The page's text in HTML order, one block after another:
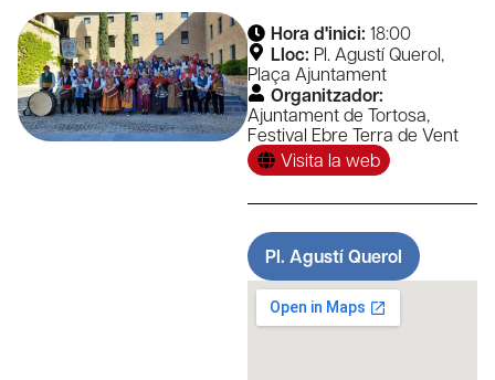
Hora d'inici: 18:00
Lloc: Pl. Agustí Querol,
Plaça Ajuntament
Organitzador:
Ajuntament de Tortosa,
Festival Ebre Terra de Vent
Visita la web
Pl. Agustí Querol